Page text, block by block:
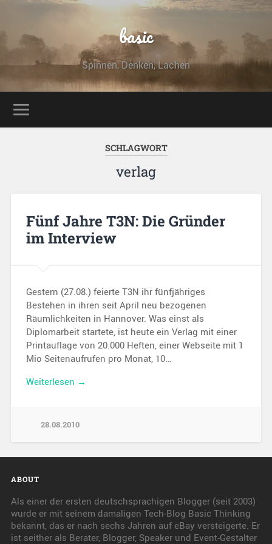
basic
Spinnen, Denken, Lachen
SCHLAGWORT
verlag
Fünf Jahre T3N: Die Gründer
im Interview
Gestern (27.08.) feierte T3N ihr fünfjähriges
Bestehen in ihren seit April neu bezogenen
Räumlichkeiten in Hannover. Was einst als
Diplomarbeit startete, ist heute ein Verlag mit einer
Printauflage von 20.000 Heften, einer Webseite mit 1
Mio Seitenaufrufen pro Monat, 10…
Weiterlesen →
28.08.2010
ABOUT
Als einer der ersten deutschsprachigen Blogger (seit 2003)
wurde er mit seinem damaligen Tech-Blog Basic Thinking
bekannt, das er nach sechs Jahren auf eBay versteigerte. Er
ist seither als Berater, Blogger, Speaker und Event-Gestalter